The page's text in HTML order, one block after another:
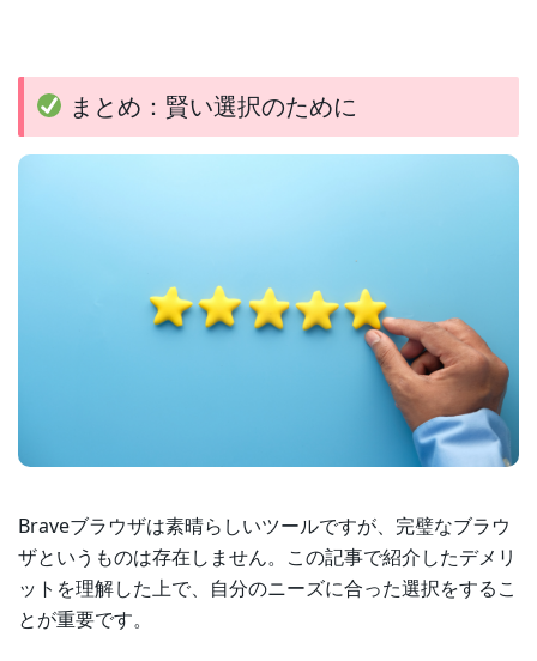
まとめ：賢い選択のために
Braveブラウザは素晴らしいツールですが、完璧なブラウ
ザというものは存在しません。この記事で紹介したデメリ
ットを理解した上で、自分のニーズに合った選択をするこ
とが重要です。